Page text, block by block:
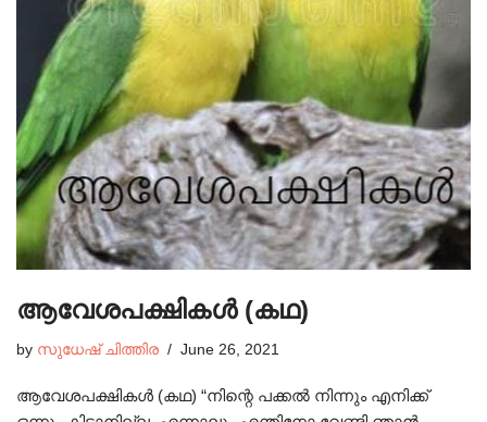
ആവേശപക്ഷികൾ (കഥ)
by സുധേഷ്‌ ചിത്തിര June 26, 2021
ആവേശപക്ഷികൾ (കഥ) “നിന്റെ പക്കൽ നിന്നും എനിക്ക്